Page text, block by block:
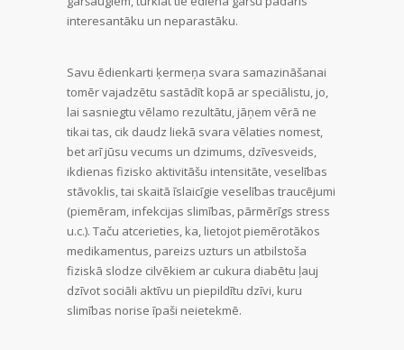
interesantāku un neparastāku.
Savu ēdienkarti ķermeņa svara samazināšanai
tomēr vajadzētu sastādīt kopā ar speciālistu, jo,
lai sasniegtu vēlamo rezultātu, jāņem vērā ne
tikai tas, cik daudz liekā svara vēlaties nomest,
bet arī jūsu vecums un dzimums, dzīvesveids,
ikdienas fizisko aktivitāšu intensitāte, veselības
stāvoklis, tai skaitā īslaicīgie veselības traucējumi
(piemēram, infekcijas slimības, pārmērīgs stress
u.c.). Taču atcerieties, ka, lietojot piemērotākos
medikamentus, pareizs uzturs un atbilstoša
fiziskā slodze cilvēkiem ar cukura diabētu ļauj
dzīvot sociāli aktīvu un piepildītu dzīvi, kuru
slimības norise īpaši neietekmē.